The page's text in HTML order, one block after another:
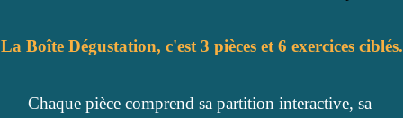
La Boîte Dégustation, c'est 3 pièces et 6 exercices ciblés.
Chaque pièce comprend sa partition interactive, sa